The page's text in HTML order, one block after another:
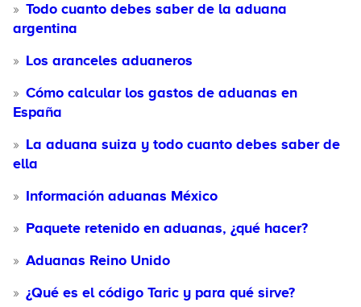
Todo cuanto debes saber de la aduana
argentina
Los aranceles aduaneros
Cómo calcular los gastos de aduanas en
España
La aduana suiza y todo cuanto debes saber de
ella
Información aduanas México
Paquete retenido en aduanas, ¿qué hacer?
Aduanas Reino Unido
¿Qué es el código Taric y para qué sirve?